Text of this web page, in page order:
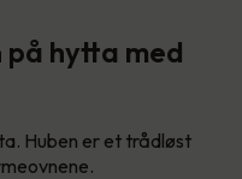
på hytta med
Huben er et trådløst